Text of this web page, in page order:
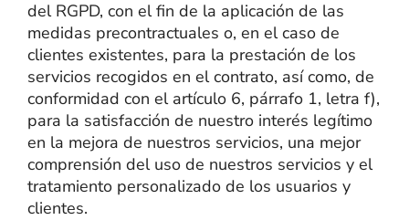
del RGPD, con el fin de la aplicación de las
medidas precontractuales o, en el caso de
clientes existentes, para la prestación de los
servicios recogidos en el contrato, así como, de
conformidad con el artículo 6, párrafo 1, letra f),
para la satisfacción de nuestro interés legítimo
en la mejora de nuestros servicios, una mejor
comprensión del uso de nuestros servicios y el
tratamiento personalizado de los usuarios y
clientes.